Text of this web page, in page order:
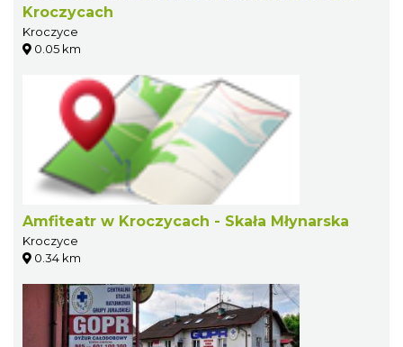
Kroczycach
Kroczyce
0.05 km
Amfiteatr w Kroczycach - Skała Młynarska
Kroczyce
0.34 km